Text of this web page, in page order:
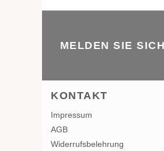
MELDEN SIE
KONTAKT
Impressum
AGB
Widerrufsbelehrung